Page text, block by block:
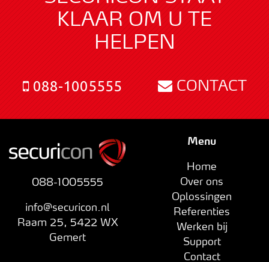
KLAAR OM U TE
HELPEN
088-1005555 CONTACT
088-1005555
info@securicon.nl
Raam 25, 5422 WX
Gemert
Menu
Home
Over ons
Oplossingen
Referenties
Werken bij
Support
Contact